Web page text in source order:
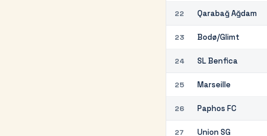
22 Qarabağ Ağdam
23 Bodø/Glimt
24 SL Benfica
25 Marseille
26 Paphos FC
27 Union SG